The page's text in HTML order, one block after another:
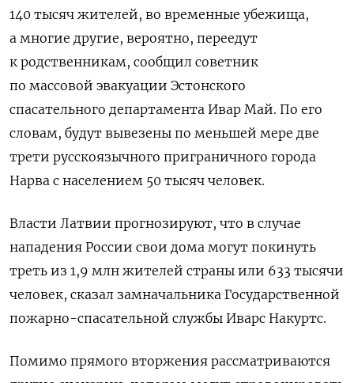
140 тысяч жителей, во временные убежища,
а многие другие, вероятно, переедут
к родственникам, сообщил советник
по массовой эвакуации Эстонского
спасательного департамента Ивар Май. По его
словам, будут вывезены по меньшей мере две
трети русскоязычного приграничного города
Нарва с населением 50 тысяч человек.
Власти Латвии прогнозируют, что в случае
нападения России свои дома могут покинуть
треть из 1,9 млн жителей страны или 633 тысячи
человек, сказал замначальника Государственной
пожарно-спасательной службы Иварс Накуртс.
Помимо прямого вторжения рассматриваются